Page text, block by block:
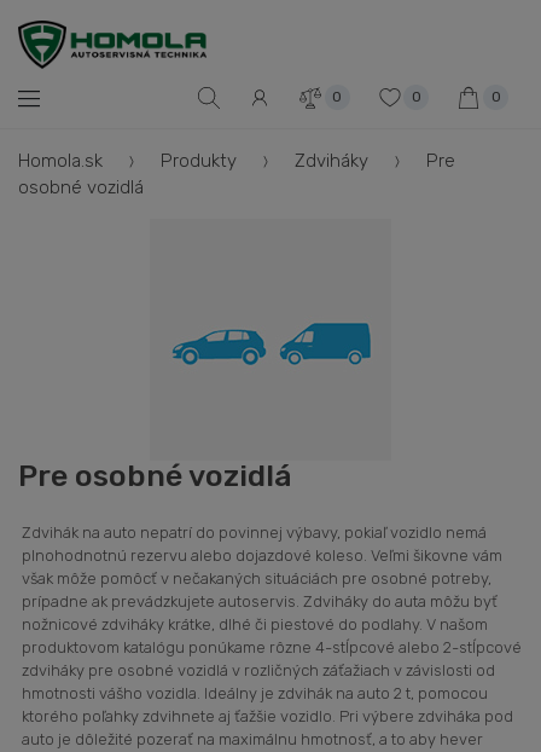
0 0 0
Homola.sk Produkty Zdviháky
Pre
osobné vozidlá
Pre osobné vozidlá
Zdvihák na auto nepatrí do povinnej výbavy, pokiaľ vozidlo nemá
plnohodnotnú rezervu alebo dojazdové koleso. Veľmi šikovne vám
však môže pomôcť v nečakaných situáciách pre osobné potreby,
prípadne ak prevádzkujete autoservis. Zdviháky do auta môžu byť
nožnicové zdviháky krátke, dlhé či piestové do podlahy. V našom
produktovom katalógu ponúkame rôzne 4-stĺpcové alebo 2-stĺpcové
zdviháky pre osobné vozidlá v rozličných záťažiach v závislosti od
hmotnosti vášho vozidla. Ideálny je zdvihák na auto 2 t, pomocou
ktorého poľahky zdvihnete aj ťažšie vozidlo. Pri výbere zdviháka pod
auto je dôležité pozerať na maximálnu hmotnosť, a to aby hever